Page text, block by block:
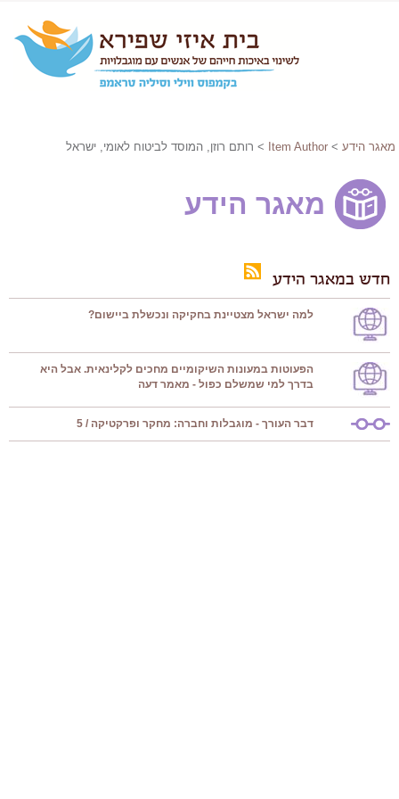
מאגר הידע >
Item Author > רותם רוזן, המוסד לביטוח לאומי, ישראל
מאגר הידע
חדש במאגר הידע
למה ישראל מצטיינת בחקיקה ונכשלת ביישום?
הפעוטות במעונות השיקומיים מחכים לקלינאית. אבל היא
בדרך למי שמשלם כפול - מאמר דעה
דבר העורך - מוגבלות וחברה: מחקר ופרקטיקה / 5